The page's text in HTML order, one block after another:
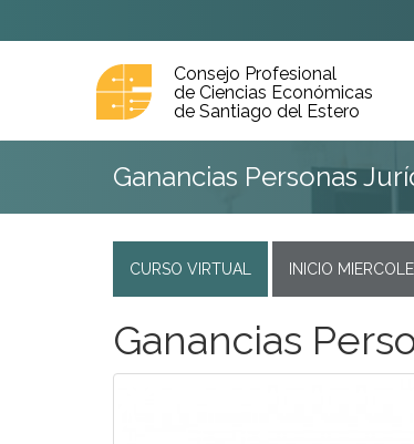
Consejo Profesional
de Ciencias Económicas
de Santiago del Estero
Ganancias Personas
CURSO VIRTUAL INICIO
Ganancias